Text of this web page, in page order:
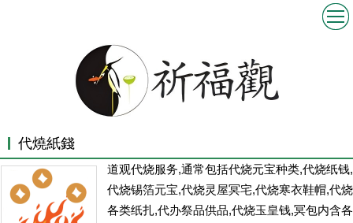
代燒紙錢
道观代烧服务,通常包括代烧元宝种类,代烧纸钱,
代烧锡箔元宝,代烧灵屋冥宅,代烧寒衣鞋帽,代烧
各类纸扎,代办祭品供品,代烧玉皇钱,冥包内含各